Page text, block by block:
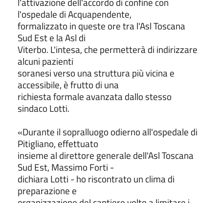
l'ospedale di Acquapendente,
formalizzato in queste ore tra l'Asl Toscana
Sud Est e la Asl di
Viterbo. L'intesa, che permetterà di indirizzare
alcuni pazienti
soranesi verso una struttura più vicina e
accessibile, è frutto di una
richiesta formale avanzata dallo stesso
sindaco Lotti.
«Durante il sopralluogo odierno all'ospedale di
Pitigliano, effettuato
insieme al direttore generale dell'Asl Toscana
Sud Est, Massimo Forti -
dichiara Lotti - ho riscontrato un clima di
preparazione e